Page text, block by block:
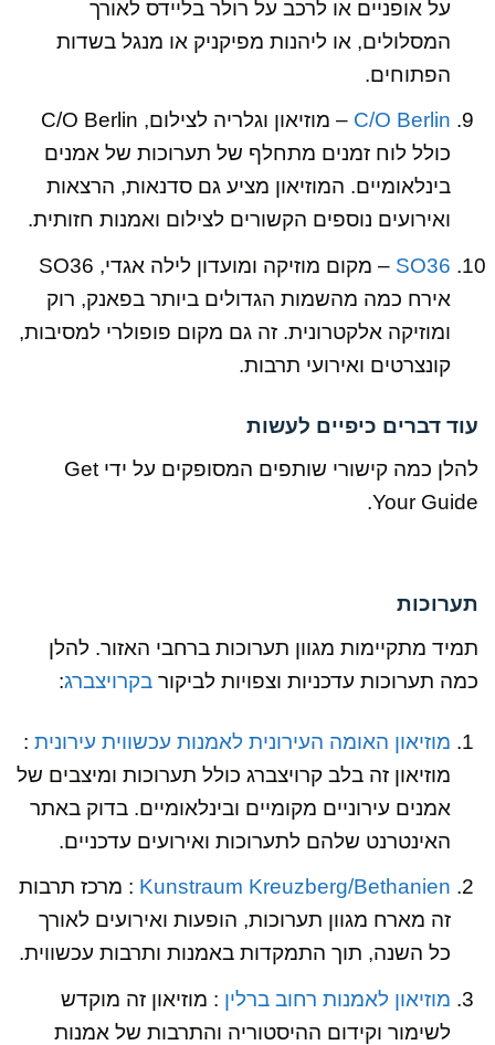
על אופניים או לרכב על רולר בליידס לאורך
המסלולים, או ליהנות מפיקניק או מנגל בשדות
הפתוחים.
C/O Berlin
– מוזיאון וגלריה לצילום, C/O Berlin
כולל לוח זמנים מתחלף של תערוכות של אמנים
בינלאומיים. המוזיאון מציע גם סדנאות, הרצאות
ואירועים נוספים הקשורים לצילום ואמנות חזותית.
SO36
– מקום מוזיקה ומועדון לילה אגדי, SO36
אירח כמה מהשמות הגדולים ביותר בפאנק, רוק
ומוזיקה אלקטרונית. זה גם מקום פופולרי למסיבות,
קונצרטים ואירועי תרבות.
עוד דברים כיפיים לעשות
להלן כמה קישורי שותפים המסופקים על ידי Get
Your Guide.
תערוכות
תמיד מתקיימות מגוון תערוכות ברחבי האזור. להלן
כמה תערוכות עדכניות וצפויות לביקור בקרויצברג:
מוזיאון האומה העירונית לאמנות עכשווית עירונית:
מוזיאון זה בלב קרויצברג כולל תערוכות ומיצבים של
אמנים עירוניים מקומיים ובינלאומיים. בדוק באתר
האינטרנט שלהם לתערוכות ואירועים עדכניים.
Kunstraum Kreuzberg/Bethanien : מרכז תרבות
זה מארח מגוון תערוכות, הופעות ואירועים לאורך
כל השנה, תוך התמקדות באמנות ותרבות עכשווית.
מוזיאון לאמנות רחוב ברלין : מוזיאון זה מוקדש
לשימור וקידום ההיסטוריה והתרבות של אמנות